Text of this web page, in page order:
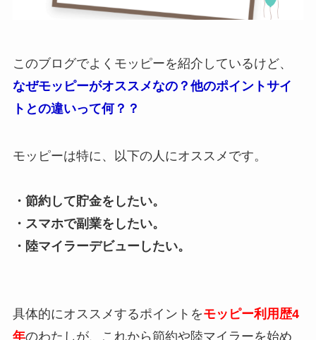
このブログでよくモッピーを紹介しているけど、
なぜモッピーがオススメなの？他のポイントサイ
トとの違いって何？？
モッピーは特に、以下の人にオススメです。
・節約して貯金をしたい。
・スマホで副業をしたい。
・陸マイラーデビューしたい。
具体的にオススメするポイントをモッピー利用歴4
年のわたしが、これから節約や陸マイラーを始め